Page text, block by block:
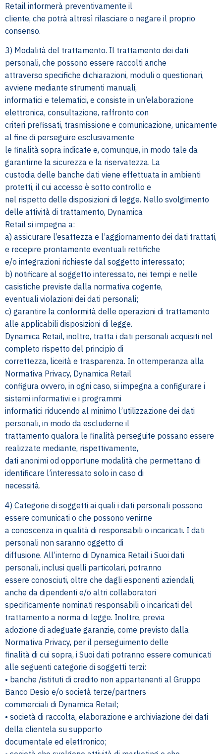
Retail informerà preventivamente il
cliente, che potrà altresì rilasciare o negare il proprio
consenso.
3) Modalità del trattamento. Il trattamento dei dati
personali, che possono essere raccolti anche
attraverso specifiche dichiarazioni, moduli o questionari,
avviene mediante strumenti manuali,
informatici e telematici, e consiste in un’elaborazione
elettronica, consultazione, raffronto con
criteri prefissati, trasmissione e comunicazione, unicamente
al fine di perseguire esclusivamente
le finalità sopra indicate e, comunque, in modo tale da
garantirne la sicurezza e la riservatezza. La
custodia delle banche dati viene effettuata in ambienti
protetti, il cui accesso è sotto controllo e
nel rispetto delle disposizioni di legge. Nello svolgimento
delle attività di trattamento, Dynamica
Retail si impegna a:
a) assicurare l’esattezza e l’aggiornamento dei dati trattati,
e recepire prontamente eventuali rettifiche
e/o integrazioni richieste dal soggetto interessato;
b) notificare al soggetto interessato, nei tempi e nelle
casistiche previste dalla normativa cogente,
eventuali violazioni dei dati personali;
c) garantire la conformità delle operazioni di trattamento
alle applicabili disposizioni di legge.
Dynamica Retail, inoltre, tratta i dati personali acquisiti nel
completo rispetto del principio di
correttezza, liceità e trasparenza. In ottemperanza alla
Normativa Privacy, Dynamica Retail
configura ovvero, in ogni caso, si impegna a configurare i
sistemi informativi e i programmi
informatici riducendo al minimo l’utilizzazione dei dati
personali, in modo da escluderne il
trattamento qualora le finalità perseguite possano essere
realizzate mediante, rispettivamente,
dati anonimi od opportune modalità che permettano di
identificare l’interessato solo in caso di
necessità.
4) Categorie di soggetti ai quali i dati personali possono
essere comunicati o che possono venirne
a conoscenza in qualità di responsabili o incaricati. I dati
personali non saranno oggetto di
diffusione. All’interno di Dynamica Retail i Suoi dati
personali, inclusi quelli particolari, potranno
essere conosciuti, oltre che dagli esponenti aziendali,
anche da dipendenti e/o altri collaboratori
specificamente nominati responsabili o incaricati del
trattamento a norma di legge. Inoltre, previa
adozione di adeguate garanzie, come previsto dalla
Normativa Privacy, per il perseguimento delle
finalità di cui sopra, i Suoi dati potranno essere comunicati
alle seguenti categorie di soggetti terzi:
• banche /istituti di credito non appartenenti al Gruppo
Banco Desio e/o società terze/partners
commerciali di Dynamica Retail;
• società di raccolta, elaborazione e archiviazione dei dati
della clientela su supporto
documentale ed elettronico;